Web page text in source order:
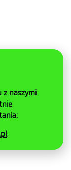
z naszymi